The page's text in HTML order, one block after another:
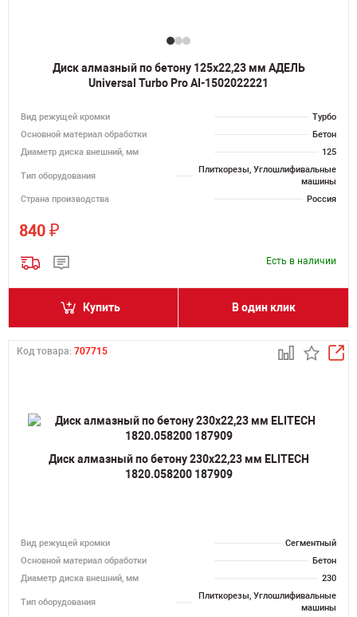
Диск алмазный по бетону 125х22,23 мм АДЕЛЬ
Universal Turbo Pro AI-1502022221
Вид режущей кромки
Турбо
Основной материал обработки
Бетон
Диаметр диска внешний, мм
125
Тип оборудования
Плиткорезы, Углошлифивальные
машины
Страна производства
Россия
840 ₽
Есть в наличии
Купить В один клик
Код товара: 707715
Диск алмазный по бетону 230х22,23 мм ELITECH
1820.058200 187909
Вид режущей кромки
Сегментный
Основной материал обработки
Бетон
Диаметр диска внешний, мм
230
Тип оборудования
Плиткорезы, Углошлифивальные
машины